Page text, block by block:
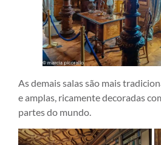
As demais salas são mais
e amplas, ricamente decoradas
partes do mundo.